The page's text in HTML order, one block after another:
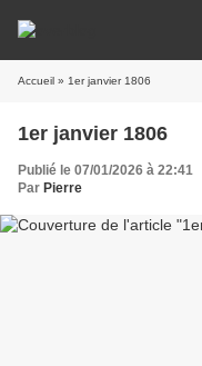
Accueil » 1er janvier 1806
1er janvier 1806
Publié le 07/01/2026 à 22:41
Par Pierre